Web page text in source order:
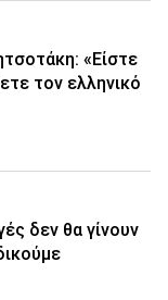
«Είστε
τον ελληνικό
δεν θα γίνουν